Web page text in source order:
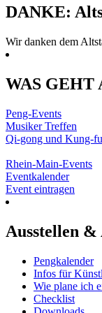
DANKE:
Wir danken dem
WAS GEHT
Peng-Events
Musiker Treffen
Qi-gong und Kung-fu
Rhein-Main-Events
Eventkalender
Event eintragen
Ausstellen
Pengkalender
Infos für
Wie plane ich
Checklist